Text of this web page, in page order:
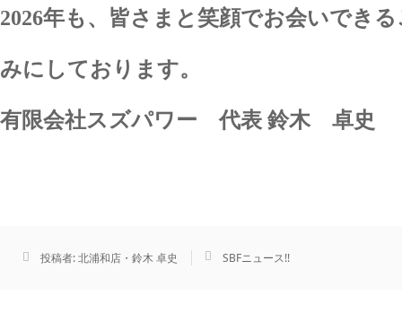
2026年も、皆さまと笑顔でお会いでき
みにしております。
有限会社スズパワー 代表 鈴木 卓史
投稿者:北浦和店・鈴木 卓史 SBFニュース!!